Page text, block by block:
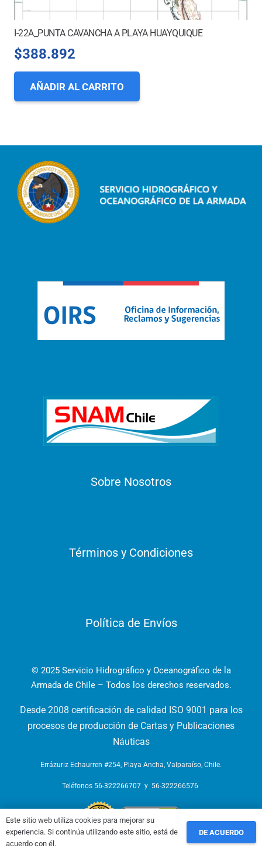
I-22A_PUNTA CAVANCHA A PLAYA HUAYQUIQUE
$388.892
AÑADIR AL CARRITO
Sobre Nosotros
Términos y Condiciones
Política de Envíos
© 2025 Servicio Hidrográfico y Oceanográfico de la
Armada de Chile – Todos los derechos reservados.
Desde 2008 certificación de calidad ISO 9001 para los
procesos de producción de Cartas y Publicaciones
Náuticas
Errázuriz Echaurren #254, Playa Ancha, Valparaíso, Chile.
Teléfonos 56-322266707 y 56-322266576
Este sitio web utiliza cookies para mejorar su
experiencia. Si continúa utilizando este sitio, está de
acuerdo con él.
DE ACUERDO